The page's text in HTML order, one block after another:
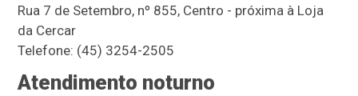
Rua 7 de Setembro, nº 855, Centro - próxima à Loja
da Cercar
Telefone: (45) 3254-2505
Atendimento noturno